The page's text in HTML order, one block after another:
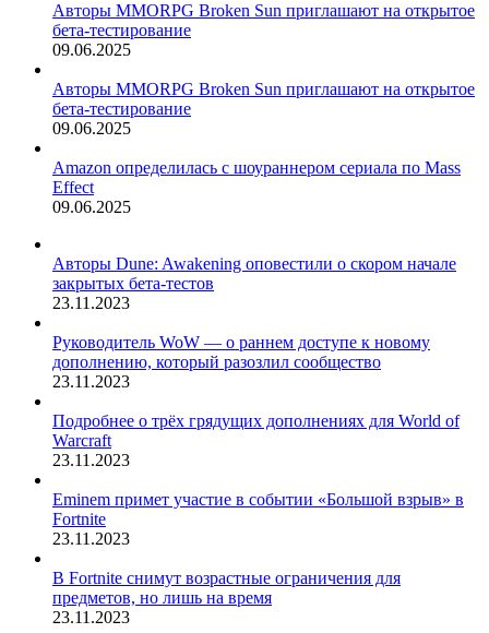
Авторы MMORPG Broken Sun приглашают на открытое
бета-тестирование
09.06.2025
Авторы MMORPG Broken Sun приглашают на открытое
бета-тестирование
09.06.2025
Amazon определилась с шоураннером сериала по Mass
Effect
09.06.2025
Авторы Dune: Awakening оповестили о скором начале
закрытых бета-тестов
23.11.2023
Руководитель WoW — о раннем доступе к новому
дополнению, который разозлил сообщество
23.11.2023
Подробнее о трёх грядущих дополнениях для World of
Warcraft
23.11.2023
Eminem примет участие в событии «Большой взрыв» в
Fortnite
23.11.2023
В Fortnite снимут возрастные ограничения для
предметов, но лишь на время
23.11.2023